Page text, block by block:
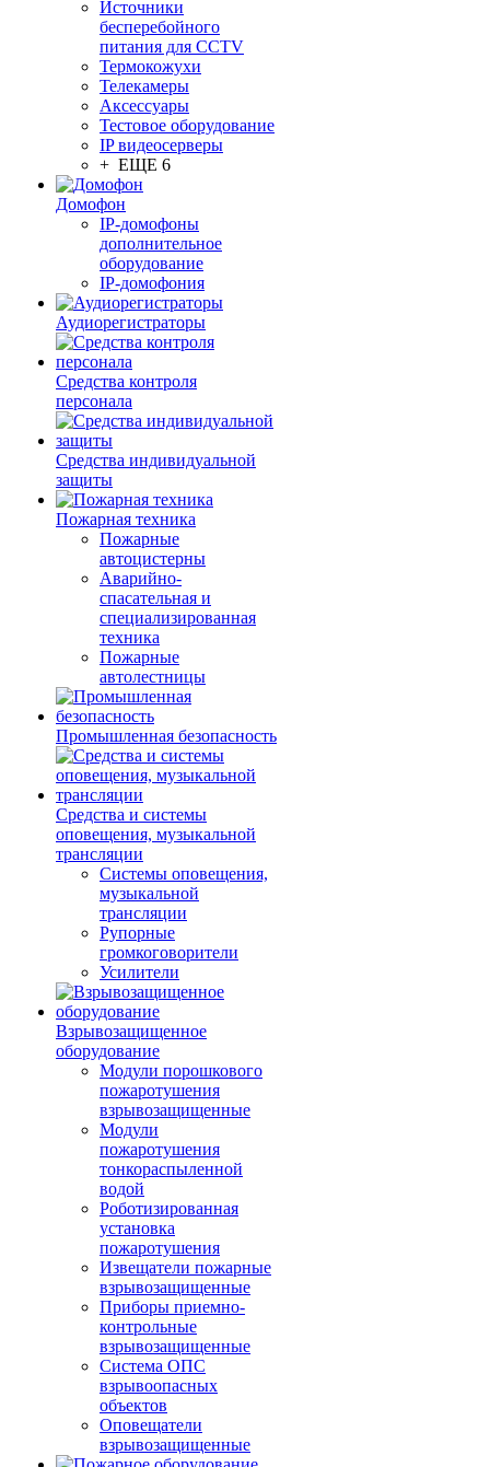
Источники
бесперебойного
питания для CCTV
Термокожухи
Телекамеры
Аксессуары
Тестовое оборудование
IP видеосерверы
+ ЕЩЕ 6
Домофон
IP-домофоны
дополнительное
оборудование
IP-домофония
Аудиорегистраторы
Средства контроля
персонала
Средства индивидуальной
защиты
Пожарная техника
Пожарные
автоцистерны
Аварийно-
спасательная и
специализированная
техника
Пожарные
автолестницы
Промышленная безопасность
Средства и системы
оповещения, музыкальной
трансляции
Системы оповещения,
музыкальной
трансляции
Рупорные
громкоговорители
Усилители
Взрывозащищенное
оборудование
Модули порошкового
пожаротушения
взрывозащищенные
Модули
пожаротушения
тонкораспыленной
водой
Роботизированная
установка
пожаротушения
Извещатели пожарные
взрывозащищенные
Приборы приемно-
контрольные
взрывозащищенные
Система ОПС
взрывоопасных
объектов
Оповещатели
взрывозащищенные